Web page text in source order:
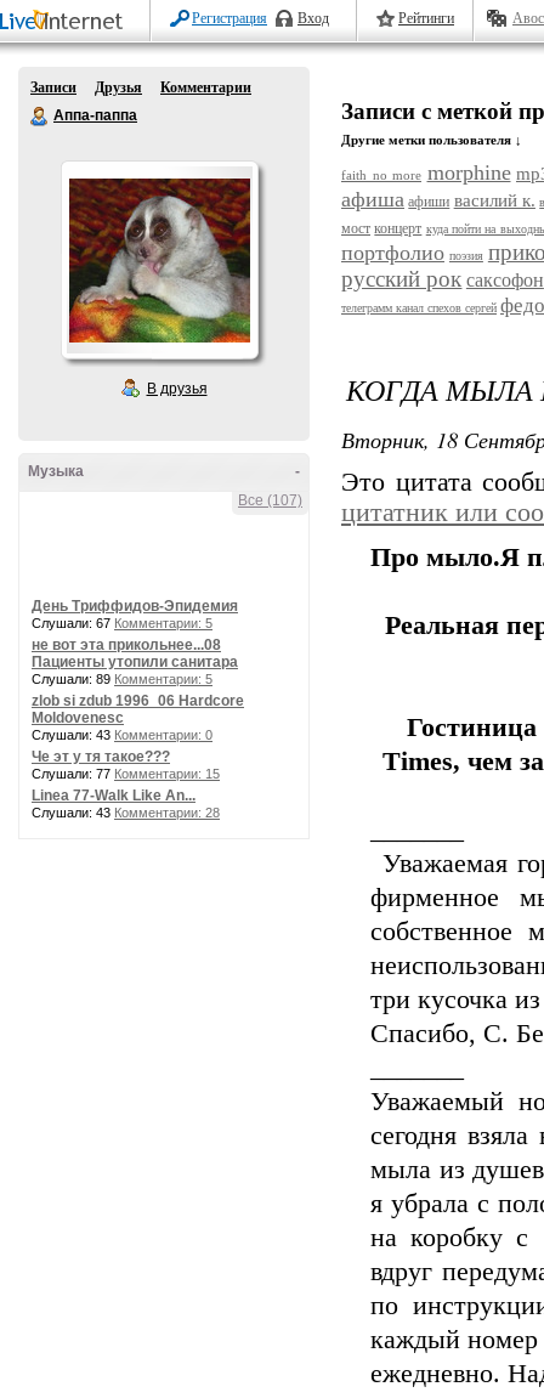
Регистрация Вход Рейтинги
Записи Друзья
Комментарии
Аппа-паппа
В друзья
-
Музыка
Все (107)
День Триффидов-Эпидемия
Слушали: 67 Комментарии: 5
не вот эта прикольнее...08
Пациенты утопили санитара
Слушали: 89 Комментарии: 5
zlob si zdub 1996_06 Hardcore
Moldovenesc
Слушали: 43 Комментарии: 0
Че эт у тя такое???
Слушали: 77 Комментарии: 15
Linea 77-Walk Like An...
Слушали: 43 Комментарии: 28
Записи с меткой
Другие метки пользователя ↓
faith no more morphine
афиша афиши василий к.
мост концерт куда пойти на
портфолио поэзия
русский рок саксофон
телеграмм канал спехов сергей
КОГДА МЫЛА
Вторник, 18
Это цитата
цитатник или
Про мыло.Я
Реальная
Гостиница
Times, чем
Уважаемая
фирменное
собственное
три кусочка
Спасибо, С.
Уважаемый
сегодня
мыла из
я убрала с
на коробку
вдруг
по
каждый номер
ежедневно.